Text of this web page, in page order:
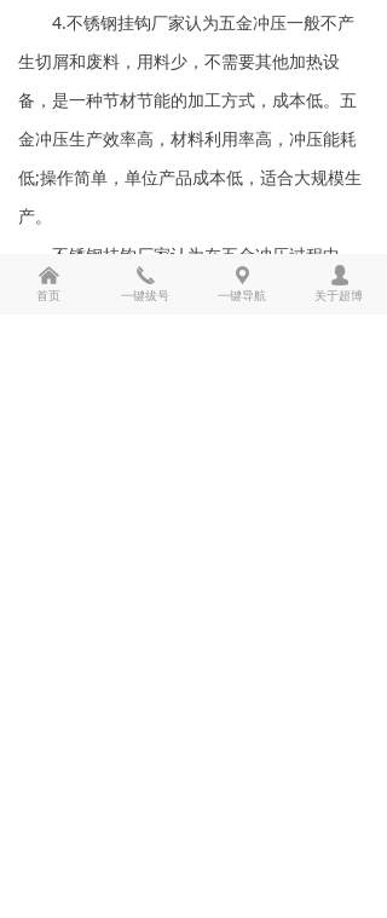
4.不锈钢挂钩厂家认为五金冲压一般不产
生切屑和废料，用料少，不需要其他加热设
备，是一种节材节能的加工方式，成本低。五
金冲压生产效率高，材料利用率高，冲压能耗
低;操作简单，单位产品成本低，适合大规模生
产。
不锈钢挂钩厂家认为在五金冲压过程中，
将材料(五金或非五金)加工成零件(或半成品)的
낀
首页
끅
一键拔号
끇
一键导航
넙
关于超博